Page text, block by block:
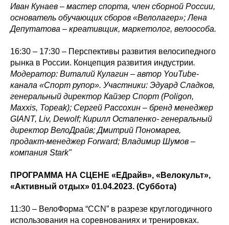
Иван Кунаев – мастер спорта, член сборной России,
основатель обучающих сборов «Велолагер»; Лена
Депутатова – креативщик, маркетолог, велоособа.
16:30 – 17:30 – Перспективы развития велосипедного
рынка в России. Концепция развития индустрии.
Модератор: Виталий Кулагин – автор YouTube-
канала «Спорт рупор». Участники: Эдуард Сладков,
генеральный директор Кайзер Спорт (Poligon,
Maxxis, Topeak); Сергей Рассохин – бренд менеджер
GIANT, Liv, Dewolf; Кирилл Остапенко- генеральный
директор ВелоДрайв; Дмитрий Пономарев,
продакт-менеджер Forward; Владимир Шумов –
компания Stark"
ПРОГРАММА НА СЦЕНЕ «ЕДрайв», «Велокульт»,
«Активный отдых» 01.04.2023. (Суббота)
11:30 – ВелоФорма “CCN” в разрезе круглогодичного
использования на соревнованиях и тренировках.